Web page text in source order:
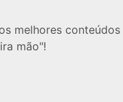
melhores conteúdos
mão"!